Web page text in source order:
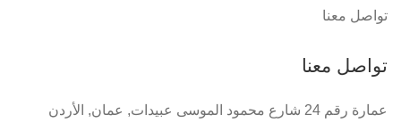
تواصل معنا
تواصل معنا
عمارة رقم 24 شارع محمود الموسى عبيدات, عمان, الأردن